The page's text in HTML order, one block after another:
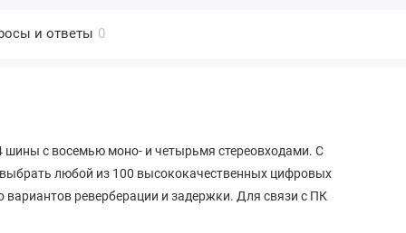
и ответы 0
с восемью моно- и четырьмя стереовходами. С
любой из 100 высококачественных цифровых
вариантов реверберации и задержки. Для связи с ПК